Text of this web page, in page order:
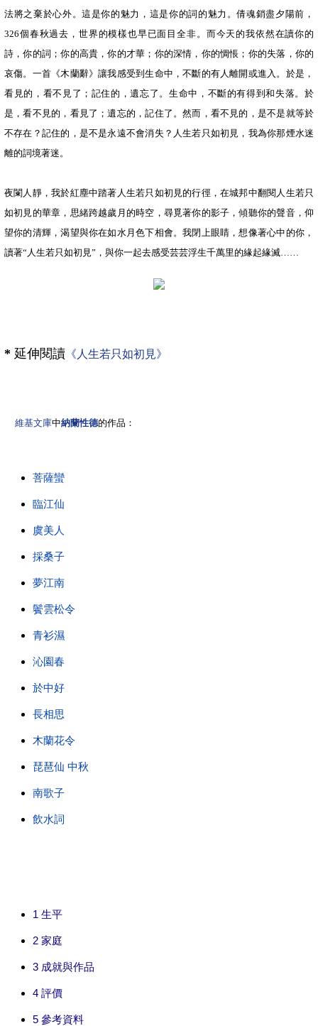
法將之棄於心外。這是你的魅力，這是你的詞的魅力。倩魂銷盡夕陽前，
326個春秋過去，世界的模樣也早已面目全非。而今天的我依然在讀你的
詩，你的詞；你的高貴，你的才華；你的深情，你的惆悵；你的失落，你的
哀傷。一首《木蘭辭》讓我感受到生命中，不斷的有人離開或進入。於是，
看見的，看不見了；記住的，遺忘了。生命中，不斷的有得到和失落。於
是，看不見的，看見了；遺忘的，記住了。然而，看不見的，是不是就等於
不存在？記住的，是不是永遠不會消失？人生若只如初見，我為你那煙水迷
離的詞境著迷。
夜闌人靜，我於紅塵中踏著人生若只如初見的行徑，在城邦中翻閱人生若只
如初見的華章，思緒跨越歲月的時空，尋覓著你的影子，傾聽你的聲音，仰
望你的清輝，渴望與你在如水月色下相會。我閉上眼睛，想像著心中的你，
讀著“人生若只如初見”，與你一起去感受芸芸浮生千萬里的緣起緣滅……
* 延伸閱讀 《人生若只如初見》
維基文庫中納蘭性德的作品：
菩薩蠻
臨江仙
虞美人
採桑子
夢江南
鬢雲松令
青衫濕
沁園春
於中好
長相思
木蘭花令
琵琶仙 中秋
南歌子
飲水詞
1 生平
2 家庭
3 成就與作品
4 評價
5 參考資料